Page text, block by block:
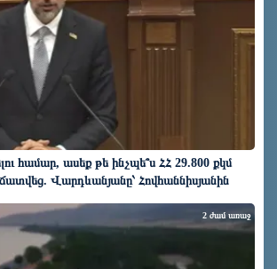
համար, ասեք թե ինչպե՞ս ՀՀ 29.800 քկմ
Վարդևանյանը՝ Հովհաննիսյանին
2 ժամ առաջ